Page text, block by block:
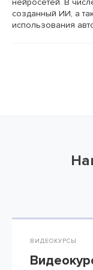
нейросетей. В
созданный ИИ, а
использования
ВИДЕОКУРСЫ